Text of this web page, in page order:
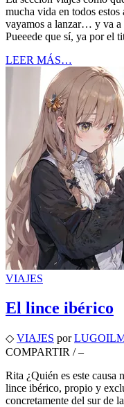
mucha vida en todos estos
vayamos a lanzar… y va a
Pueeede que sí, ya por el
LEER MÁS…
VIAJES
El lince ibérico
◇ VIAJES por
COMPARTIR / –
Rita ¿Quién es este causa
lince ibérico, propio y
concretamente del sur de